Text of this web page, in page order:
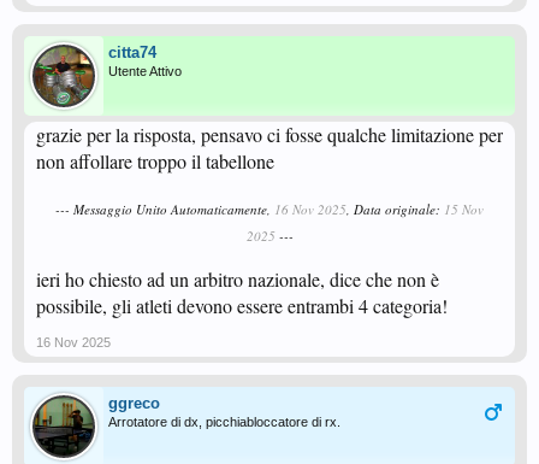
citta74
Utente Attivo
grazie per la risposta, pensavo ci fosse qualche limitazione per
non affollare troppo il tabellone
--- Messaggio Unito Automaticamente, 16 Nov 2025, Data originale: 15 Nov
2025 ---
ieri ho chiesto ad un arbitro nazionale, dice che non è
possibile, gli atleti devono essere entrambi 4 categoria!
16 Nov 2025
ggreco
Arrotatore di dx, picchiabloccatore di rx.